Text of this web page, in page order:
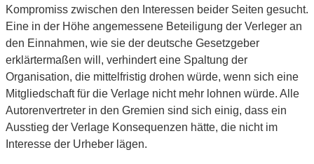
Kompromiss zwischen den Interessen beider Seiten gesucht.
Eine in der Höhe angemessene Beteiligung der Verleger an
den Einnahmen, wie sie der deutsche Gesetzgeber
erklärtermaßen will, verhindert eine Spaltung der
Organisation, die mittelfristig drohen würde, wenn sich eine
Mitgliedschaft für die Verlage nicht mehr lohnen würde. Alle
Autorenvertreter in den Gremien sind sich einig, dass ein
Ausstieg der Verlage Konsequenzen hätte, die nicht im
Interesse der Urheber lägen.